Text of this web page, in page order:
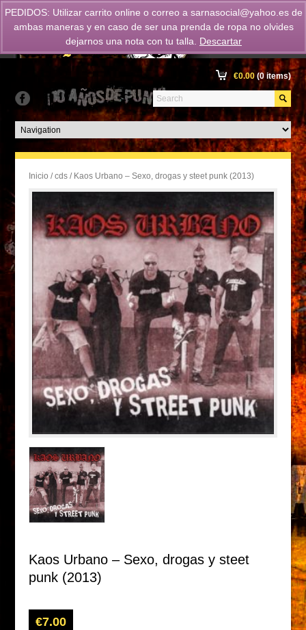
€0.00(0 items)
Inicio /cds / Kaos Urbano – Sexo, drogas y steet punk (2013)
Kaos Urbano – Sexo, drogas y steet
punk (2013)
€7.00
PEDIDOS: Utilizar carrito online o correo a sarnasocial@yahoo.es de
ambas maneras y en caso de ser una prenda de ropa no olvides
dejarnos una nota con tu talla.
Descartar